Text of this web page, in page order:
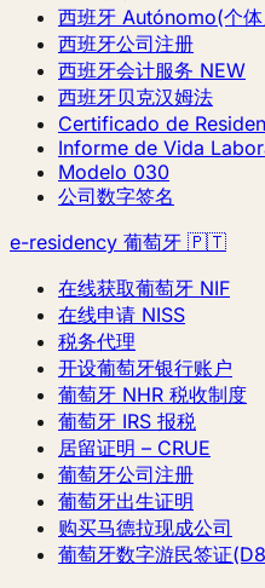
西班牙 Autónomo(个
西班牙公司注册
西班牙会计服务 NEW
西班牙贝克汉姆法
Certificado de
Informe de Vida
Modelo 030
公司数字签名
e-residency 葡萄牙 🇵🇹
在线获取葡萄牙 NIF
在线申请 NISS
税务代理
开设葡萄牙银行账户
葡萄牙 NHR 税收制度
葡萄牙 IRS 报税
居留证明 – CRUE
葡萄牙公司注册
葡萄牙出生证明
购买马德拉现成公司
葡萄牙数字游民签证